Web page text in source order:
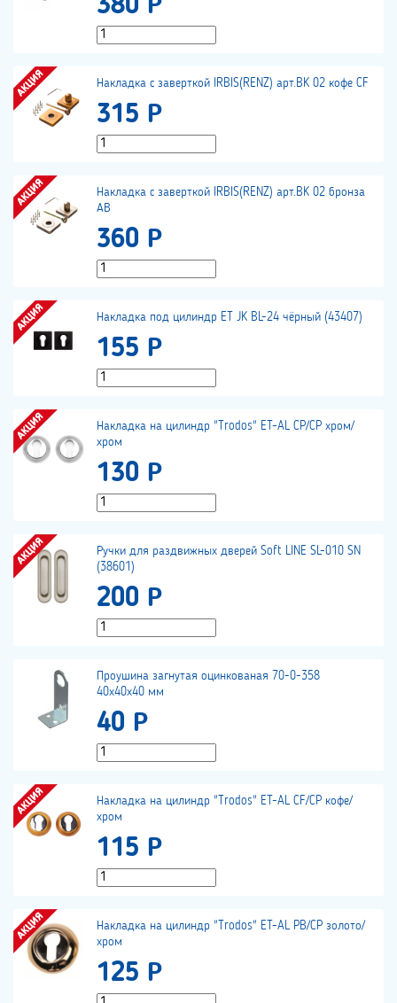
380 Р
Накладка с заверткой IRBIS(RENZ) арт.BK 02 кофе CF
315 Р
Накладка с заверткой IRBIS(RENZ) арт.BK 02 бронза
АВ
360 Р
Накладка под цилиндр ET JK BL-24 чёрный (43407)
155 Р
Накладка на цилиндр "Trodos" ET-AL CP/CP хром/
хром
130 Р
Ручки для раздвижных дверей Soft LINE SL-010 SN
(38601)
200 Р
Проушина загнутая оцинкованая 70-0-358
40х40х40 мм
40 Р
Накладка на цилиндр "Trodos" ET-AL CF/CP кофе/
хром
115 Р
Накладка на цилиндр "Trodos" ET-AL PB/CP золото/
хром
125 Р